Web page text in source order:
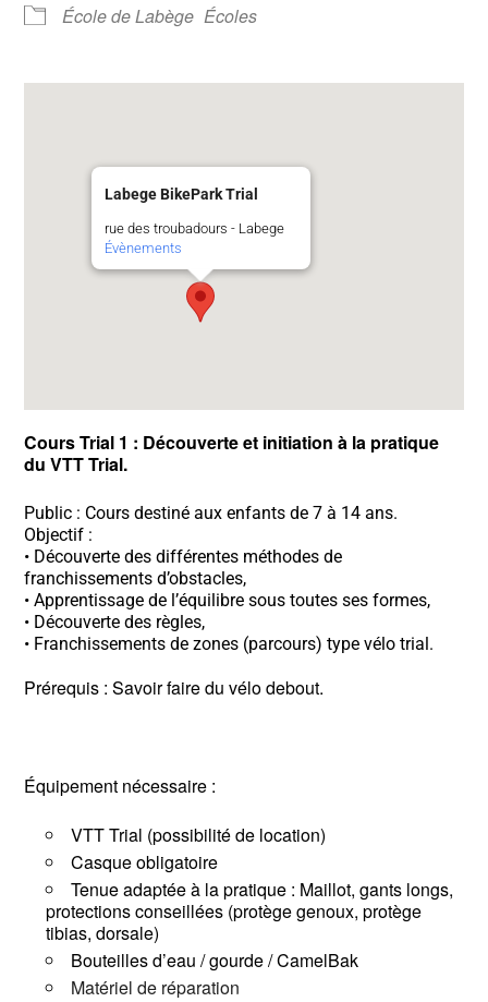
École de Labège Écoles
Labege BikePark Trial
rue des troubadours - Labege
Évènements
Cours Trial 1 : Découverte et initiation à la pratique
du VTT Trial.
Public : Cours destiné aux enfants de 7 à 14 ans.
Objectif :
• Découverte des différentes méthodes de
franchissements d’obstacles,
• Apprentissage de l’équilibre sous toutes ses formes,
• Découverte des règles,
• Franchissements de zones (parcours) type vélo trial.
Prérequis : Savoir faire du vélo debout.
Équipement nécessaire :
VTT Trial (possibilité de location)
Casque obligatoire
Tenue adaptée à la pratique : Maillot, gants longs,
protections conseillées (protège genoux, protège
tibias, dorsale)
Bouteilles d’eau / gourde / CamelBak
Matériel de réparation